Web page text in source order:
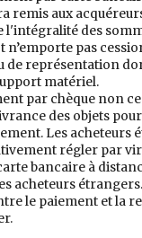
remis aux
l'intégralité des
n’emporte pas
de représentation
matériel.
par chèque non
des objets
Les acheteurs
régler par
bancaire à
acheteurs
le paiement et la